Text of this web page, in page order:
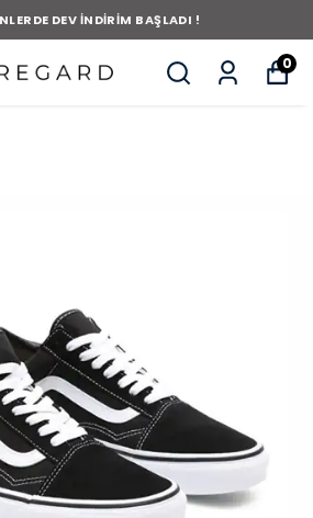
DEV İNDİRİM BAŞLADI !
0